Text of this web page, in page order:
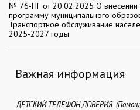
№ 76-ПГ от 20.02.2025 О внесении
программу муниципального
Транспортное обслуживание
2025-2027 годы
Важная информация
ДЕТСКИЙ ТЕЛЕФОН ДОВЕРИЯ